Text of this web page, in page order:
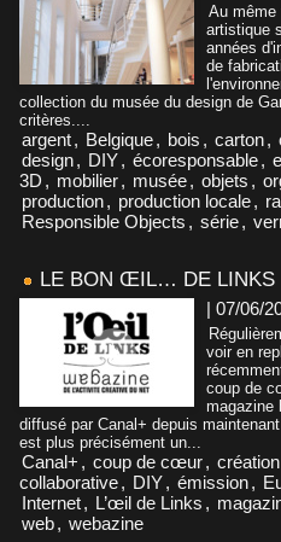
Au même
artistique
années
de
collection du musée du design de
critères....
argent, Belgique, bois , carton,
design, DIY, écoresponsable,
3D , mobilier, musée, objets ,
production, production locale,
Responsible Objects , série,
LE BON ŒIL… DE LINKS
| 07/06/
voir en
coup de
magazine
diffusé par Canal+ depuis
est plus précisément un...
Canal+ , coup de cœur,
collaborative, DIY, émission,
Internet, L’œil de Links ,
web, webazine